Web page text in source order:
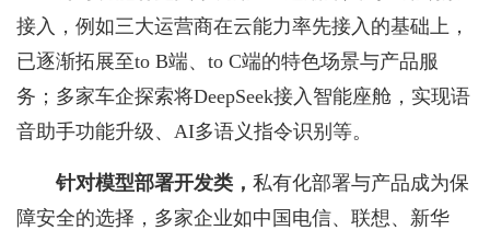
接入，例如三大运营商在云能力率先接入的基础上，
已逐渐拓展至to B端、to C端的特色场景与产品服
务；多家车企探索将DeepSeek接入智能座舱，实现语
音助手功能升级、AI多语义指令识别等。
针对模型部署开发类 ， 私有化部署与产品成为保
障安全的选择，多家企业如中国电信、联想、新华